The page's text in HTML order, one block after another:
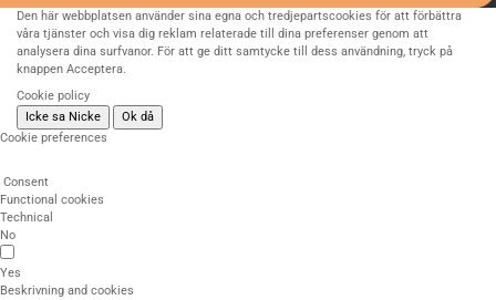
Den här webbplatsen använder sina egna och tredjepartscookies för att förbättra
våra tjänster och visa dig reklam relaterade till dina preferenser genom att
analysera dina surfvanor. För att ge ditt samtycke till dess användning, tryck på
knappen Acceptera.
Cookie policy
Icke sa Nicke
Ok då
Cookie preferences
Consent
Functional cookies
Technical
No
Yes
Beskrivning and cookies